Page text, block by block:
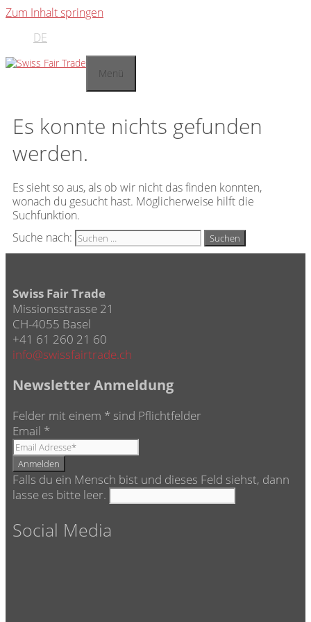
Zum Inhalt springen
DE
Menü
Es konnte nichts gefunden
werden.
Es sieht so aus, als ob wir nicht das finden konnten,
wonach du gesucht hast. Möglicherweise hilft die
Suchfunktion.
Suche nach:
Swiss Fair Trade
Missionsstrasse 21
CH-4055 Basel
+41 61 260 21 60
info@swissfairtrade.ch
Newsletter Anmeldung
Felder mit einem * sind Pflichtfelder
Email *
Falls du ein Mensch bist und dieses Feld siehst, dann
lasse es bitte leer.
Social Media